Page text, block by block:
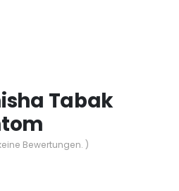
Tabak
Bewertungen. )